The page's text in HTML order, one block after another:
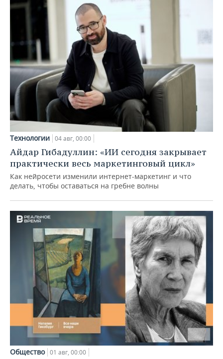
Технологии 04 авг, 00:00
Айдар Гибадуллин: «ИИ сегодня закрывает
практически весь маркетинговый цикл»
Как нейросети изменили интернет-маркетинг и что
делать, чтобы оставаться на гребне волны
Общество 01 авг, 00:00